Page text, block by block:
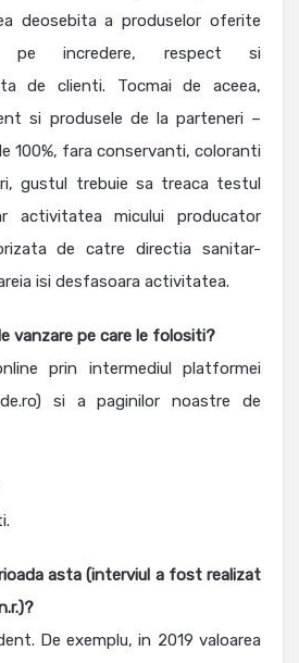
deosebita a produselor oferite
pe incredere, respect si
de clienti. Tocmai de aceea,
si produsele de la parteneri –
100%, fara conservanti, coloranti
gustul trebuie sa treaca testul
activitatea micului producator
de catre directia sanitar-
isi desfasoara activitatea.
vanzare pe care le folositi?
prin intermediul platformei
si a paginilor noastre de
asta (interviul a fost realizat
De exemplu, in 2019 valoarea